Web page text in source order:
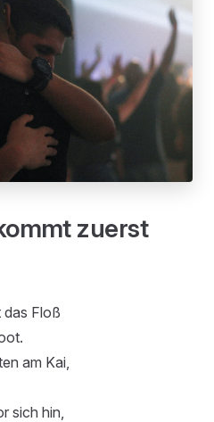
zuerst
das Floß
am Kai,
sich hin,